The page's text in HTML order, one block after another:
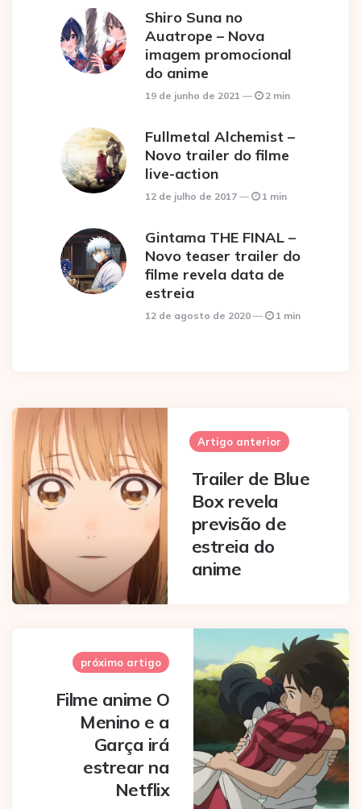
Shiro Suna no
Auatrope – Nova
imagem promocional
do anime
19 de junho de 2021 2 min
Fullmetal Alchemist –
Novo trailer do filme
live-action
12 de julho de 2017 1 min
Gintama THE FINAL –
Novo teaser trailer do
filme revela data de
estreia
12 de agosto de 2020 1 min
Post
navigation
Artigo anterior
Trailer de Blue
Box revela
previsão de
estreia do
anime
próximo artigo
Filme anime O
Menino e a
Garça irá
estrear na
Netflix